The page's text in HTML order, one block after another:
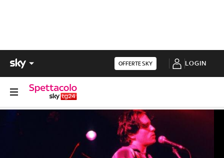
OFFERTE SKY LOGIN